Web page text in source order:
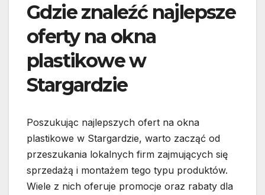
Gdzie znaleźć najlepsze
oferty na okna
plastikowe w
Stargardzie
Poszukując najlepszych ofert na okna
plastikowe w Stargardzie, warto zacząć od
przeszukania lokalnych firm zajmujących się
sprzedażą i montażem tego typu produktów.
Wiele z nich oferuje promocje oraz rabaty dla